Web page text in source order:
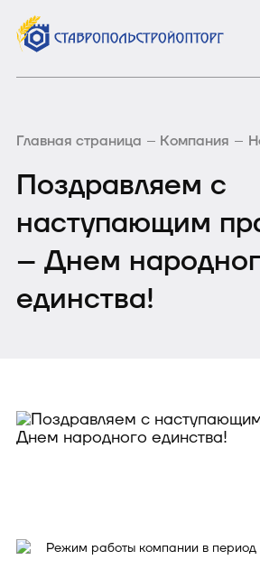
Главная страница Компания
Поздравляем с
наступающим
– Днем
единства!